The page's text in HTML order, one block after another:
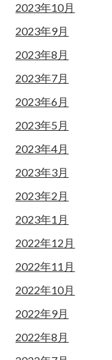
2023年10月
2023年9月
2023年8月
2023年7月
2023年6月
2023年5月
2023年4月
2023年3月
2023年2月
2023年1月
2022年12月
2022年11月
2022年10月
2022年9月
2022年8月